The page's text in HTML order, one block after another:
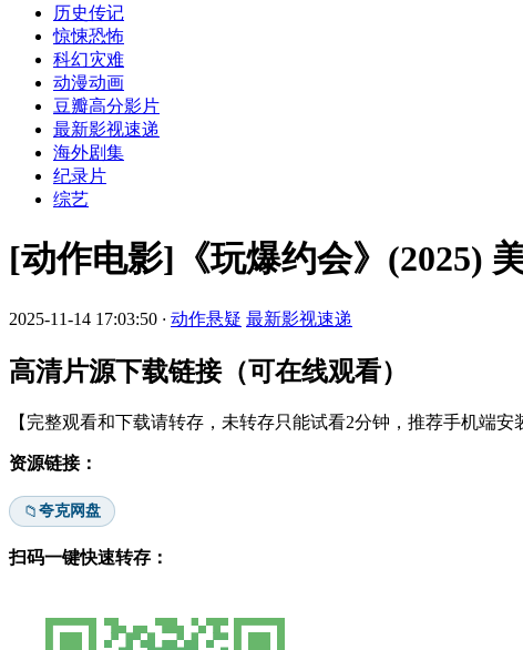
历史传记
惊悚恐怖
科幻灾难
动漫动画
豆瓣高分影片
最新影视速递
海外剧集
纪录片
综艺
[动作电影]《玩爆约会》(2025)
2025-11-14 17:03:50 · 动作悬疑 最新影视速递
高清片源下载链接（可在线观看）
【完整观看和下载请转存，未转存只能试看2分钟，推荐手机端安
资源链接：
📁夸克网盘
扫码一键快速转存：